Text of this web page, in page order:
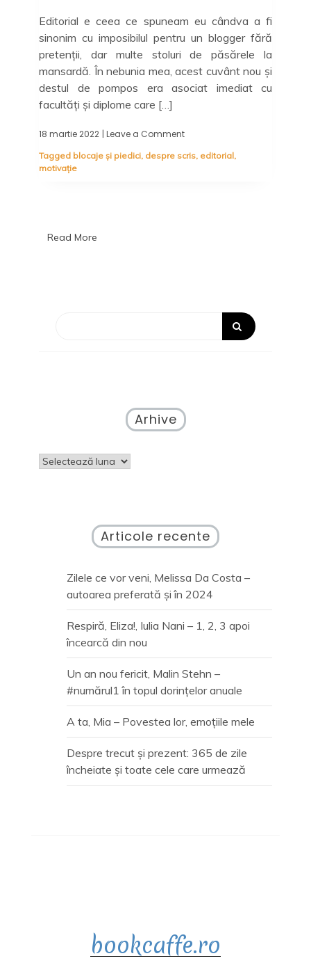
Editorial e ceea ce spuneam eu cândva a fi
sinonim cu imposibilul pentru un blogger fără
pretenții, dar multe stoluri de păsărele la
mansardă. În nebunia mea, acest cuvânt nou și
destul de pompos era asociat imediat cu
facultăți și diplome care […]
18 martie 2022 | Leave a Comment
Scrisul
Tagged blocaje și piedici, despre scris, editorial,
motivație
Read More
Arhive
Arhive
Articole recente
Zilele ce vor veni, Melissa Da Costa –
autoarea preferată și în 2024
Respiră, Eliza!, Iulia Nani – 1, 2, 3 apoi
încearcă din nou
Un an nou fericit, Malin Stehn –
#numărul1 în topul dorințelor anuale
A ta, Mia – Povestea lor, emoțiile mele
Despre trecut și prezent: 365 de zile
încheiate și toate cele care urmează
bookcaffe.ro